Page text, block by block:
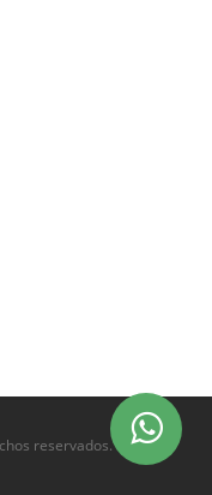
reservados.